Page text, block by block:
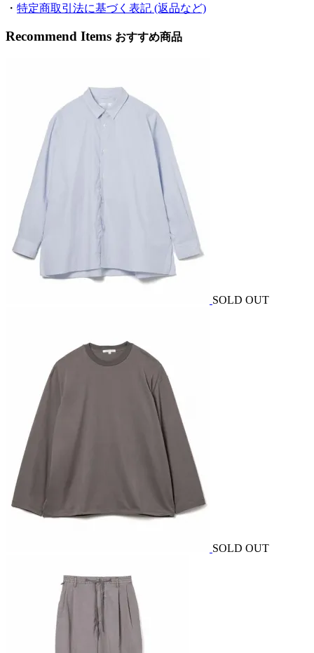
・ 特定商取引法に基づく表記 (返品など)
Recommend Items おすすめ商品
SOLD OUT
SOLD OUT